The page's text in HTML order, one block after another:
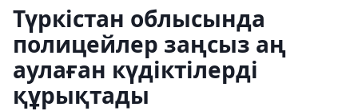
Түркістан облысында
полицейлер заңсыз аң
аулаған күдіктілерді
құрықтады